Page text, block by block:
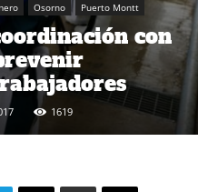
Osorno Puerto Montt
con
1619